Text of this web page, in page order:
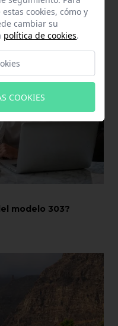
modelo 303?
cookies, cómo y
cambiar su
política de cookies.
COOKIES